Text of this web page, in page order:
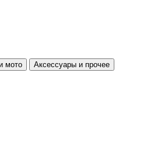
мото
Аксессуары и прочее